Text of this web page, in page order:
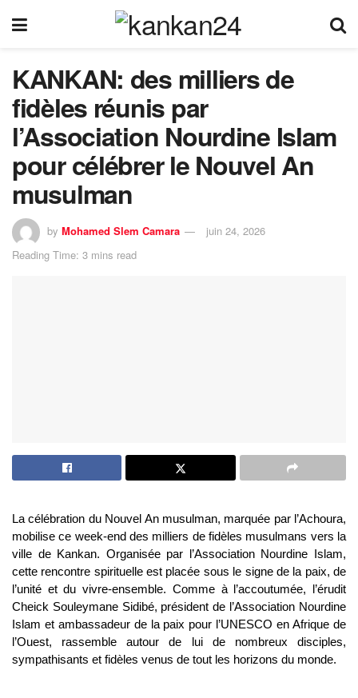
KANKAN: des milliers de
fidèles réunis par
l’Association Nourdine Islam
pour célébrer le Nouvel An
musulman
by Mohamed Slem Camara
juin 24, 2026
Reading Time: 3 mins read
La célébration du Nouvel An musulman, marquée par l’Achoura,
mobilise ce week-end des milliers de fidèles musulmans vers la
ville de Kankan. Organisée par l’Association Nourdine Islam,
cette rencontre spirituelle est placée sous le signe de la paix, de
l’unité et du vivre-ensemble. Comme à l’accoutumée, l’érudit
Cheick Souleymane Sidibé, président de l’Association Nourdine
Islam et ambassadeur de la paix pour l’UNESCO en Afrique de
l’Ouest, rassemble autour de lui de nombreux disciples,
sympathisants et fidèles venus de tout les horizons du monde.